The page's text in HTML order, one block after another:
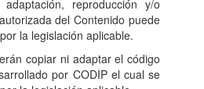
reproducción y/o
del Contenido puede
la legislación aplicable.
copiar ni adaptar el código
por CODIP el cual se